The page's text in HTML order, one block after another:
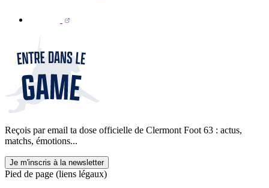
Reçois par email ta dose officielle de Clermont Foot 63 : actus,
matchs, émotions...
Je m'inscris à la newsletter
Pied de page (liens légaux)